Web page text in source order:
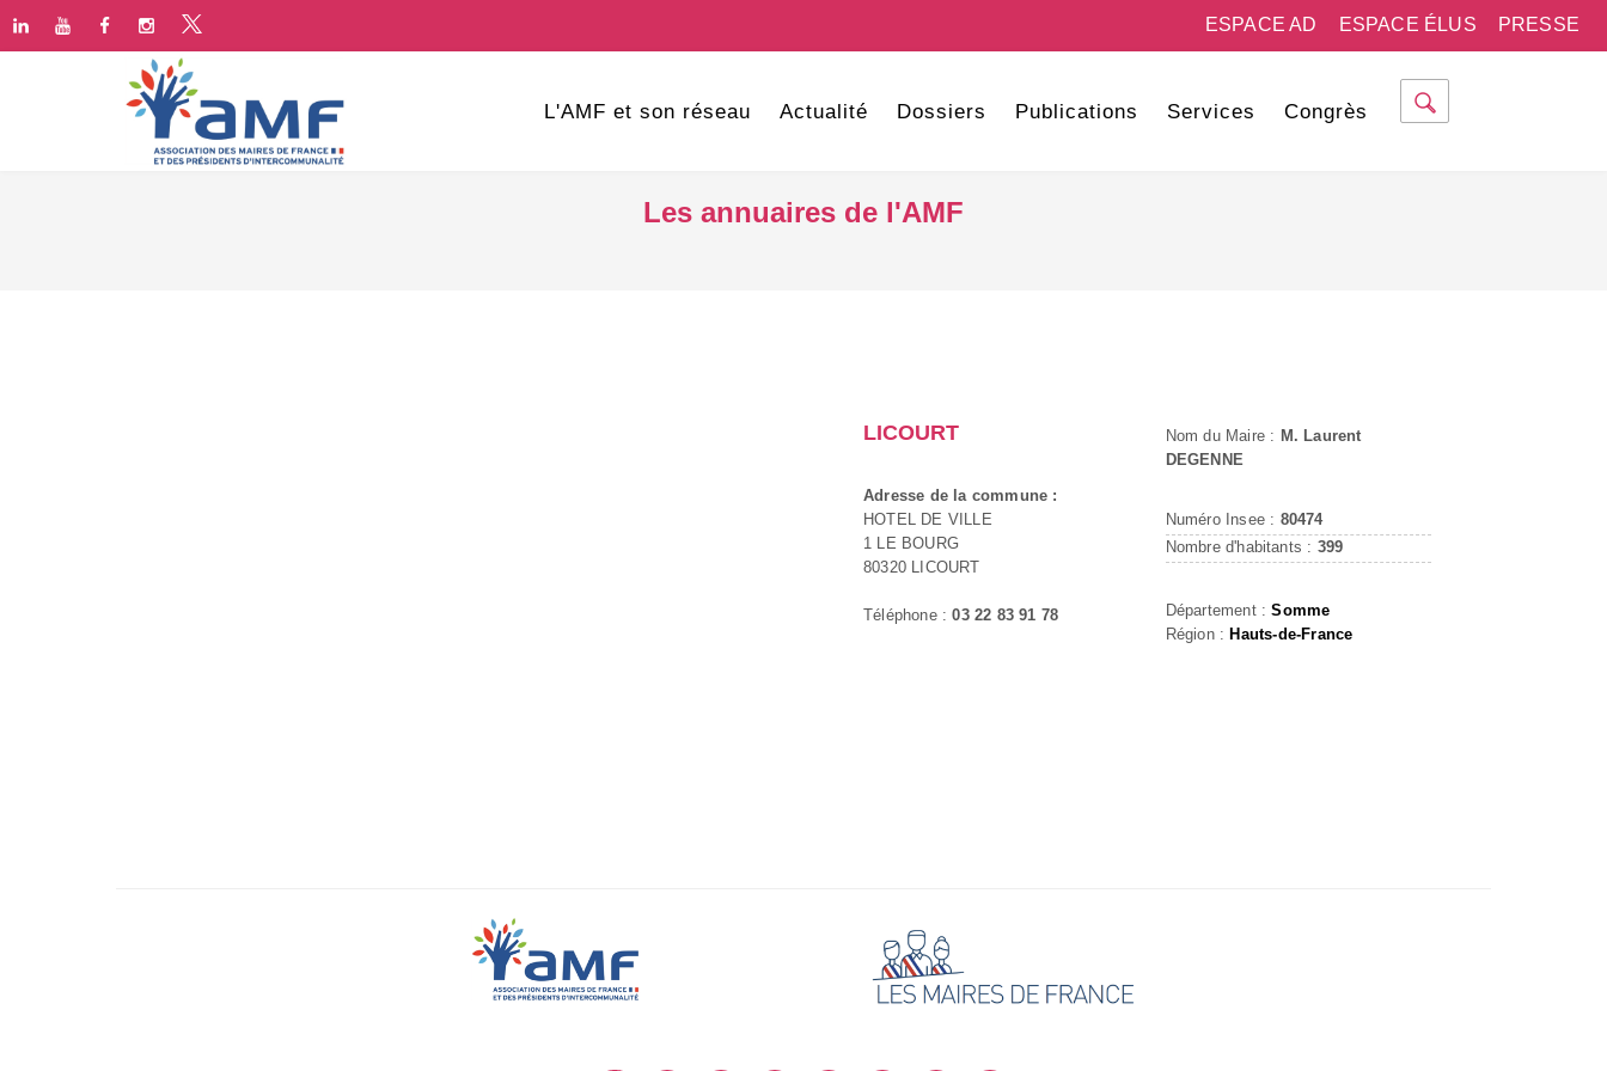
PRESSE
ESPACE ÉLUS
ESPACE AD
L'AMF et son réseau Actualité Dossiers Publications Services Congrès
Les annuaires de l'AMF
LICOURT
Adresse de la commune :
HOTEL DE VILLE
1 LE BOURG
80320 LICOURT
Téléphone :03 22 83 91 78
Nom du Maire : M. Laurent
DEGENNE
Numéro Insee : 80474
Nombre d'habitants : 399
Département :Somme
Région : Hauts-de-France